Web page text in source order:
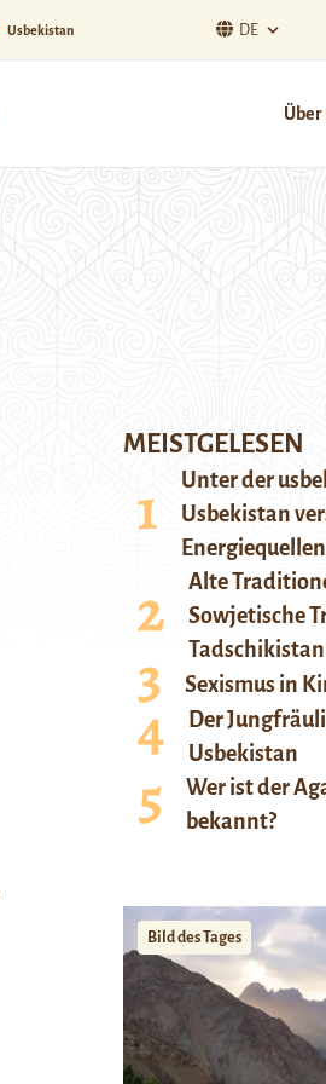
Usbekistan DE
Über
MEISTGELESEN
Unter der
Usbekistan
Alte
Sowjetische
Tadschikistan
Sexismus in
Der
Usbekistan
Wer ist der
bekannt?
Bild des Tages